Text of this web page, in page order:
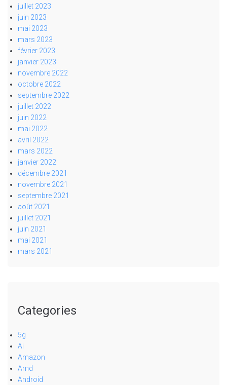
juillet 2023
juin 2023
mai 2023
mars 2023
février 2023
janvier 2023
novembre 2022
octobre 2022
septembre 2022
juillet 2022
juin 2022
mai 2022
avril 2022
mars 2022
janvier 2022
décembre 2021
novembre 2021
septembre 2021
août 2021
juillet 2021
juin 2021
mai 2021
mars 2021
Categories
5g
Ai
Amazon
Amd
Android